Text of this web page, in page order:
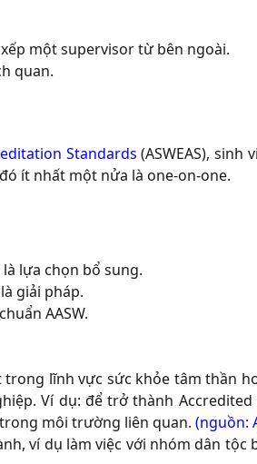
một supervisor từ bên ngoài.
quan.
Standards (ASWEAS), sinh
ít nhất một nửa là one-on-one.
lựa chọn bổ sung.
giải pháp.
AASW.
lĩnh vực sức khỏe tâm thần
Ví dụ: để trở thành Accredited
môi trường liên quan. (nguồn:
ví dụ làm việc với nhóm dân tộc